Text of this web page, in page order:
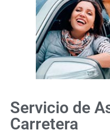
Servicio de
Carretera